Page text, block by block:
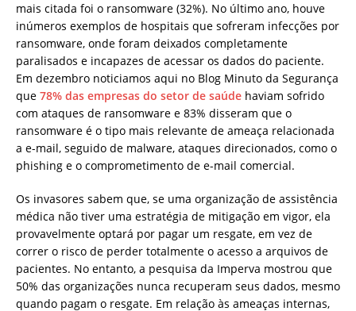
mais citada foi o ransomware (32%). No último ano, houve
inúmeros exemplos de hospitais que sofreram infecções por
ransomware, onde foram deixados completamente
paralisados ​​e incapazes de acessar os dados do paciente.
Em dezembro noticiamos aqui no Blog Minuto da Segurança
que 78% das empresas do setor de saúde haviam sofrido
com ataques de ransomware e 83% disseram que o
ransomware é o tipo mais relevante de ameaça relacionada
a e-mail, seguido de malware, ataques direcionados, como o
phishing e o comprometimento de e-mail comercial.
Os invasores sabem que, se uma organização de assistência
médica não tiver uma estratégia de mitigação em vigor, ela
provavelmente optará por pagar um resgate, em vez de
correr o risco de perder totalmente o acesso a arquivos de
pacientes. No entanto, a pesquisa da Imperva mostrou que
50% das organizações nunca recuperam seus dados, mesmo
quando pagam o resgate. Em relação às ameaças internas,